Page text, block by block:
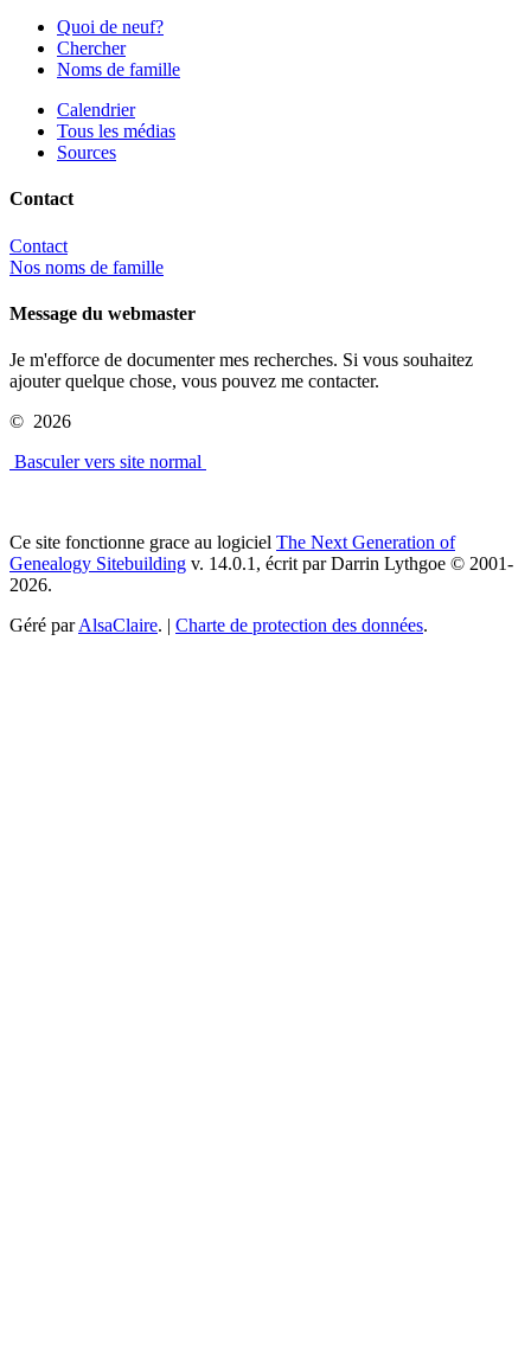
Quoi de neuf?
Chercher
Noms de famille
Calendrier
Tous les médias
Sources
Contact
Contact
Nos noms de famille
Message du webmaster
Je m'efforce de documenter mes recherches. Si vous souhaitez
ajouter quelque chose, vous pouvez me contacter.
© 2026
Basculer vers site normal
Ce site fonctionne grace au logiciel The Next Generation of
Genealogy Sitebuilding v. 14.0.1, écrit par Darrin Lythgoe © 2001-
2026.
Géré parAlsaClaire. | Charte de protection des données.